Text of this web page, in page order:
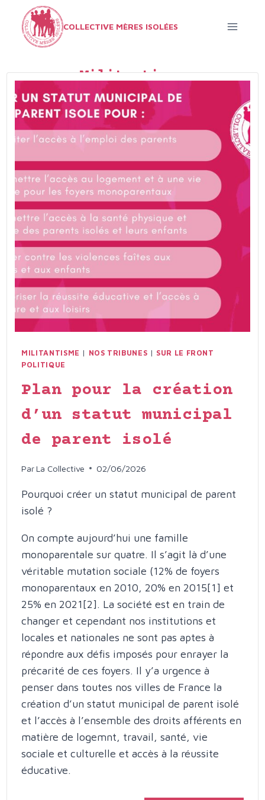
contenu
COLLECTIVE MÈRES ISOLÉES
Militantisme
MILITANTISME | NOS TRIBUNES | SUR LE FRONT
POLITIQUE
Plan pour la création
d’un statut municipal
de parent isolé
Par La Collective 02/06/2026
Pourquoi créer un statut municipal de parent
isolé ?
On compte aujourd’hui une famille
monoparentale sur quatre. Il s’agit là d’une
véritable mutation sociale (12% de foyers
monoparentaux en 2010, 20% en 2015[1] et
25% en 2021[2]. La société est en train de
changer et cependant nos institutions et
locales et nationales ne sont pas aptes à
répondre aux défis imposés pour enrayer la
précarité de ces foyers. Il y’a urgence à
penser dans toutes nos villes de France la
création d’un statut municipal de parent isolé
et l’accès à l’ensemble des droits afférents en
matière de logemnt, travail, santé, vie
sociale et culturelle et accès à la réussite
éducative.